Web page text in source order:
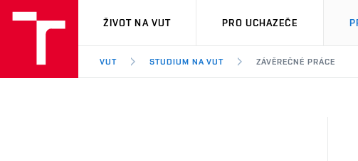
VUT
ŽIVOT NA VUT PRO UCHAZEČE
VUT STUDIUM NA VUT ZÁVĚREČNÉ PRÁCE